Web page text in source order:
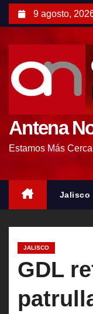
9 agosto,
Antena
Estamos Más Cerca
Jalisco
JALISCO
GDL